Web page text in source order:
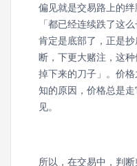
偏见就是交易路上的绊
「都已经连续跌了这
肯定是底部了，正是
断，下更大赌注，这
掉下来的刀子」。价
知的原因，价格总是
见。
所以，在交易中，判